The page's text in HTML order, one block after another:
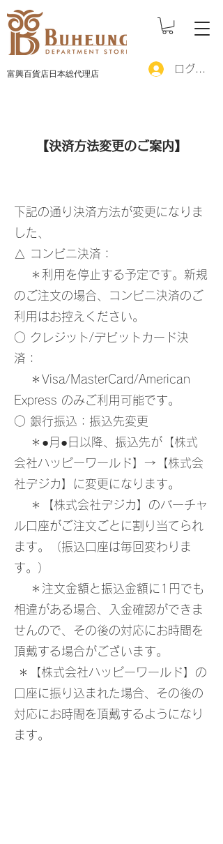
ログイン
富興百貨店日本総代理店
【決済方法変更のご案内】
下記の通り決済方法が変更になりま
した、
△ コンビニ決済：
＊利用を停止する予定です。新規
のご注文の場合、コンビニ決済のご
利用はお控えください。
○ クレジット/デビットカード決
済：
＊Visa/MasterCard/American
Express のみご利用可能です。
○ 銀行振込：振込先変更
＊●月●日以降、振込先が【株式
会社ハッピーワールド】→【株式会
社デジカ】に変更になります。
＊【株式会社デジカ】のバーチャ
ル口座がご注文ごとに割り当てられ
ます。（振込口座は毎回変わりま
す。）
＊注文金額と振込金額に1円でも
相違がある場合、入金確認ができま
せんので、その後の対応にお時間を
頂戴する場合がございます。
＊【株式会社ハッピーワールド】の
口座に振り込まれた場合、その後の
対応にお時間を頂戴するようになり
ます。